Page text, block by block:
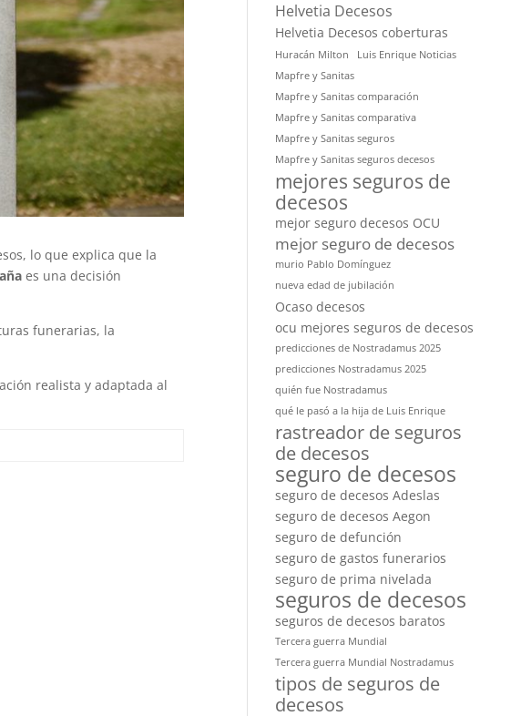
lo que explica que la
es una decisión
funerarias, la
realista y adaptada al
Helvetia Decesos
Helvetia Decesos coberturas
Huracán Milton
Luis Enrique Noticias
Mapfre y Sanitas
Mapfre y Sanitas comparación
Mapfre y Sanitas comparativa
Mapfre y Sanitas seguros
Mapfre y Sanitas seguros decesos
mejores seguros de
decesos
mejor seguro decesos OCU
mejor seguro de decesos
murio Pablo Domínguez
nueva edad de jubilación
Ocaso decesos
ocu mejores seguros de decesos
predicciones de Nostradamus 2025
predicciones Nostradamus 2025
quién fue Nostradamus
qué le pasó a la hija de Luis Enrique
rastreador de seguros
de decesos
seguro de decesos
seguro de decesos Adeslas
seguro de decesos Aegon
seguro de defunción
seguro de gastos funerarios
seguro de prima nivelada
seguros de decesos
seguros de decesos baratos
Tercera guerra Mundial
Tercera guerra Mundial Nostradamus
tipos de seguros de
decesos